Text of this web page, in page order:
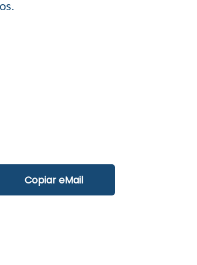
Copiar eMail